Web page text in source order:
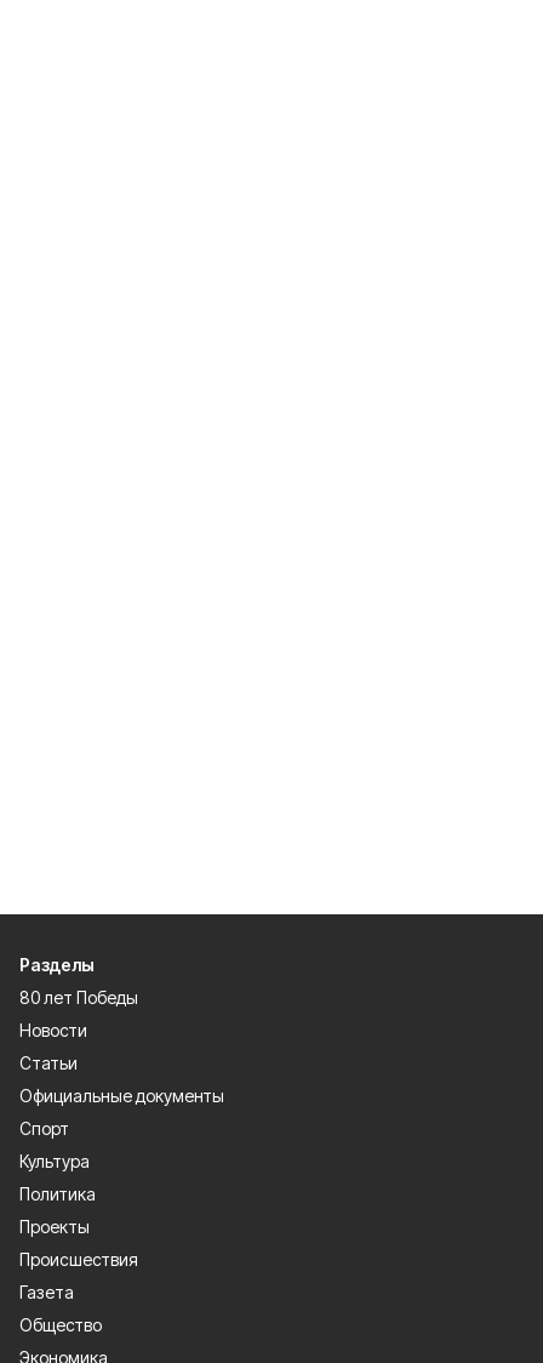
Разделы
80 лет Победы
Новости
Статьи
Официальные документы
Спорт
Культура
Политика
Проекты
Происшествия
Газета
Общество
Экономика